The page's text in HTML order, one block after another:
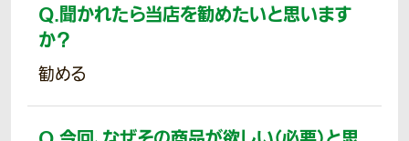
Q.聞かれたら当店を勧めたいと思います
か？
勧める